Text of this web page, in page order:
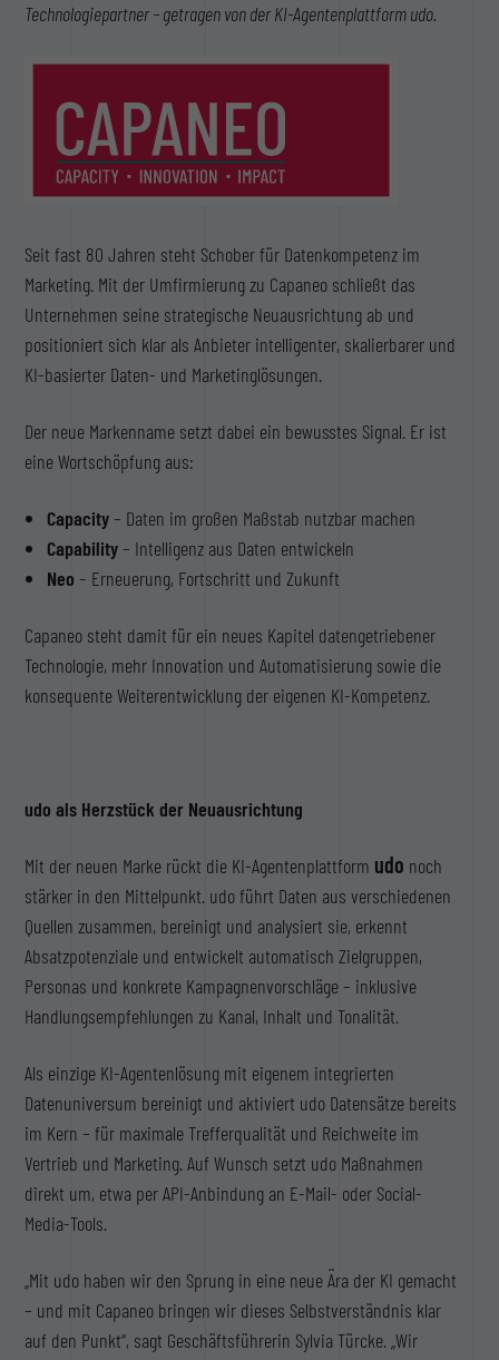
Technologiepartner – getragen von der KI-Agentenplattform udo.
Seit fast 80 Jahren steht Schober für Datenkompetenz im
Marketing. Mit der Umfirmierung zu Capaneo schließt das
Unternehmen seine strategische Neuausrichtung ab und
positioniert sich klar als Anbieter intelligenter, skalierbarer und
KI-basierter Daten- und Marketinglösungen.
Der neue Markenname setzt dabei ein bewusstes Signal. Er ist
eine Wortschöpfung aus:
Capacity– Daten im großen Maßstab nutzbar machen
Capability– Intelligenz aus Daten entwickeln
Neo – Erneuerung, Fortschritt und Zukunft
Capaneo steht damit für ein neues Kapitel datengetriebener
Technologie, mehr Innovation und Automatisierung sowie die
konsequente Weiterentwicklung der eigenen KI-Kompetenz.
udo als Herzstück der Neuausrichtung
Mit der neuen Marke rückt die KI-Agentenplattform udo noch
stärker in den Mittelpunkt. udo führt Daten aus verschiedenen
Quellen zusammen, bereinigt und analysiert sie, erkennt
Absatzpotenziale und entwickelt automatisch Zielgruppen,
Personas und konkrete Kampagnenvorschläge – inklusive
Handlungsempfehlungen zu Kanal, Inhalt und Tonalität.
Als einzige KI-Agentenlösung mit eigenem integrierten
Datenuniversum bereinigt und aktiviert udo Datensätze bereits
im Kern – für maximale Trefferqualität und Reichweite im
Vertrieb und Marketing. Auf Wunsch setzt udo Maßnahmen
direkt um, etwa per API-Anbindung an E-Mail- oder Social-
Media-Tools.
„Mit udo haben wir den Sprung in eine neue Ära der KI gemacht
– und mit Capaneo bringen wir dieses Selbstverständnis klar
auf den Punkt“, sagt Geschäftsführerin Sylvia Türcke. „Wir